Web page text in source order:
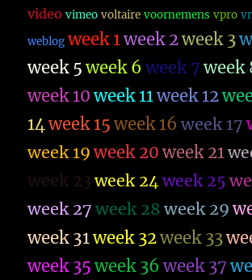
video vimeo voltaire voornemens vpro
weblog week 1week 2week 3
week 5 week 6 week 7 week
week 10 week 11week 12
14week 15 week 16 week 17
week 19 week 20 week 21
week 23 week 24week 25
week 27 week 28 week 29
week 31week 32week 33
week 35 week 36 week 37